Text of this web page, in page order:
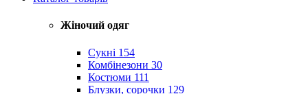
Жіночий одяг
Сукні 154
Комбінезони 30
Костюми 111
Блузки, сорочки 129